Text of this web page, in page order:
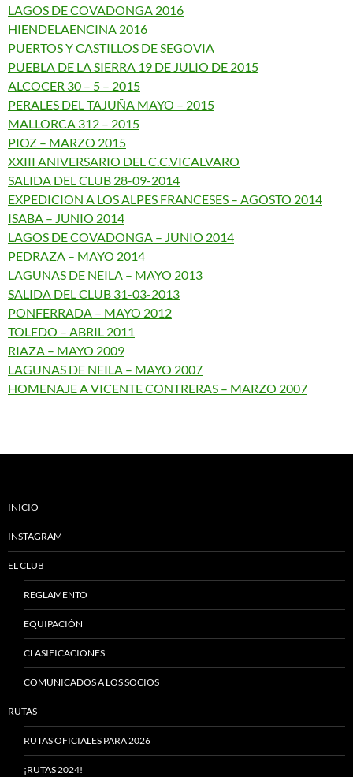
LAGOS DE COVADONGA 2016
HIENDELAENCINA 2016
PUERTOS Y CASTILLOS DE SEGOVIA
PUEBLA DE LA SIERRA 19 DE JULIO DE 2015
ALCOCER 30 – 5 – 2015
PERALES DEL TAJUÑA MAYO – 2015
MALLORCA 312 – 2015
PIOZ – MARZO 2015
XXIII ANIVERSARIO DEL C.C.VICALVARO
SALIDA DEL CLUB 28-09-2014
EXPEDICION A LOS ALPES FRANCESES – AGOSTO 2014
ISABA – JUNIO 2014
LAGOS DE COVADONGA – JUNIO 2014
PEDRAZA – MAYO 2014
LAGUNAS DE NEILA – MAYO 2013
SALIDA DEL CLUB 31-03-2013
PONFERRADA – MAYO 2012
TOLEDO – ABRIL 2011
RIAZA – MAYO 2009
LAGUNAS DE NEILA – MAYO 2007
HOMENAJE A VICENTE CONTRERAS – MARZO 2007
INICIO
INSTAGRAM
EL CLUB
REGLAMENTO
EQUIPACIÓN
CLASIFICACIONES
COMUNICADOS A LOS SOCIOS
RUTAS
RUTAS OFICIALES PARA 2026
¡RUTAS 2024!